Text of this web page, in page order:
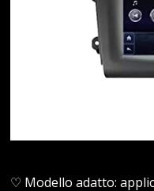
♡ Modello adatto: